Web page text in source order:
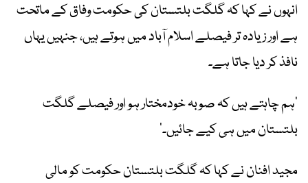
انہوں نے کہا کہ گلگت بلتستان کی حکومت وفاق کے ماتحت
ہے اور زیادہ تر فیصلے اسلام آباد میں ہوتے ہیں، جنہیں یہاں
نافذ کر دیا جاتا ہے۔
’ہم چاہتے ہیں کہ صوبہ خودمختار ہو اور فیصلے گلگت
بلتستان میں ہی کیے جائیں۔‘
مجید افنان نے کہا کہ گلگت بلتستان حکومت کو مالی